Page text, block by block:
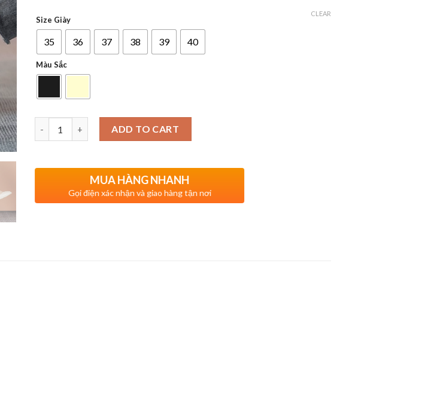
Size Giày
35 36 37 38 39 40
Màu Sắc
CLEAR
ADD TO CART
MUA HÀNG NHANH
Gọi điện xác nhận và giao hàng tận nơi